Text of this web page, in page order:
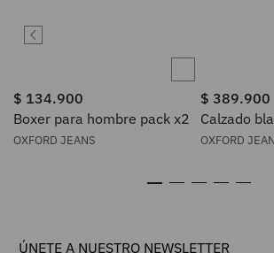
$ 134.900
Boxer para hombre pack x2
OXFORD JEANS
$ 389.900
Calzado
OXFORD
ÚNETE A NUESTRO NEWSLETTER